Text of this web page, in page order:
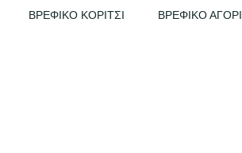
ΒΡΕΦΙΚΟ ΚΟΡΙΤΣΙ ΒΡΕΦΙΚΟ ΑΓΟΡΙ